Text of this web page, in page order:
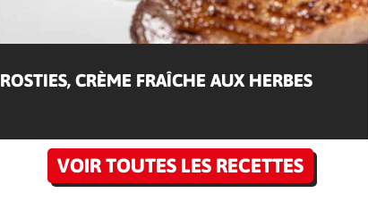
ROSTIES, CRÈME FRAÎCHE AUX HERBES
VOIR TOUTES LES RECETTES